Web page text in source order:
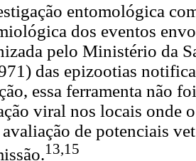
entomológica
dos eventos
pelo Ministério da
das epizootias
essa ferramenta não
viral nos locais onde
avaliação de potenciais
13,15